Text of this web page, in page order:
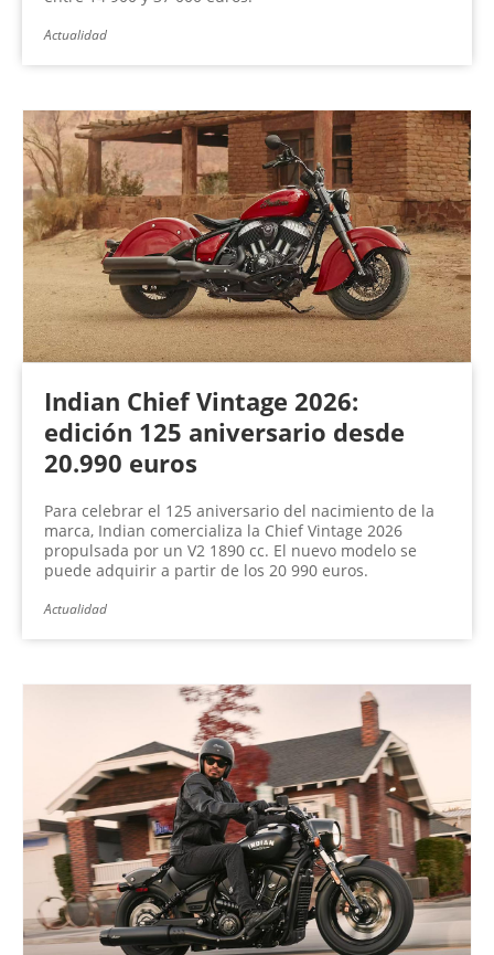
Actualidad
Indian Chief Vintage 2026:
edición 125 aniversario desde
20.990 euros
Para celebrar el 125 aniversario del nacimiento de la
marca, Indian comercializa la Chief Vintage 2026
propulsada por un V2 1890 cc. El nuevo modelo se
puede adquirir a partir de los 20 990 euros.
Actualidad